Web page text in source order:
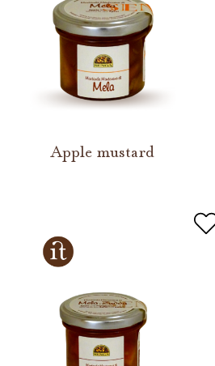
Apple mustard